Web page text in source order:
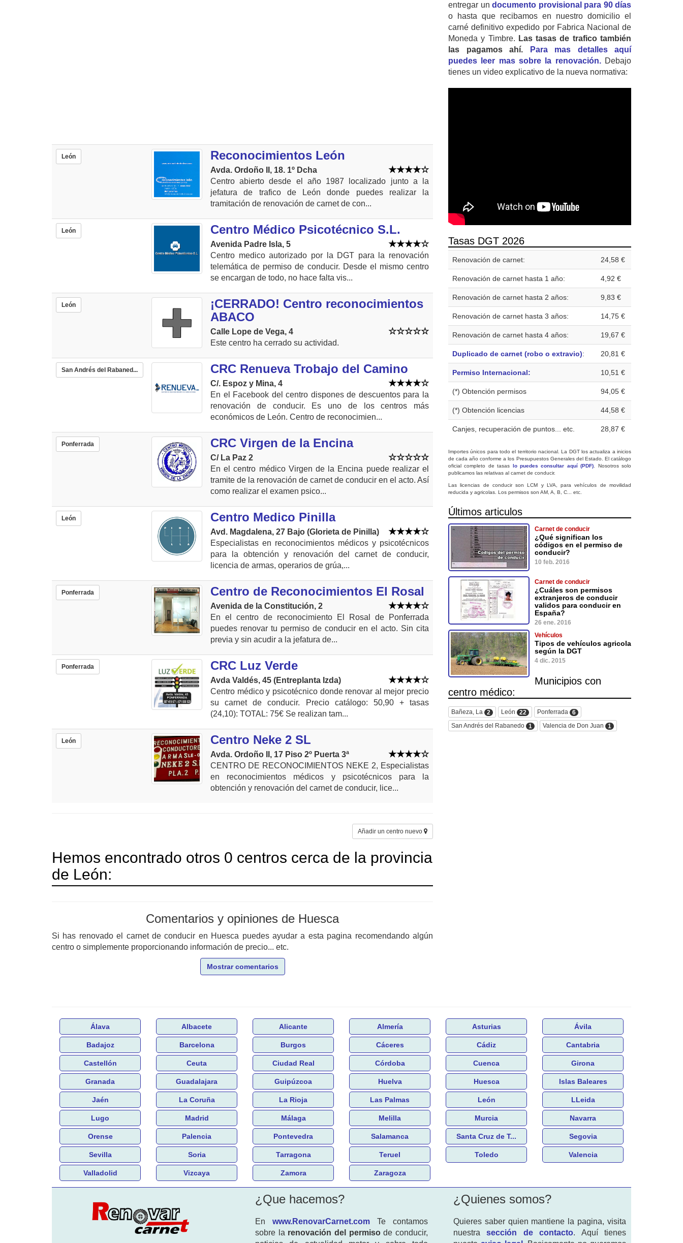
León Reconocimientos León
Avda. Ordoño II, 18. 1º Dcha
Centro abierto desde el año 1987 localizado junto a la
jefatura de trafico de León donde puedes realizar la
tramitación de renovación de carnet de con...
León Centro Médico Psicotécnico S.L.
Avenida Padre Isla, 5
Centro medico autorizado por la DGT para la renovación
telemática de permiso de conducir. Desde el mismo centro
se encargan de todo, no hace falta vis...
León
¡CERRADO! Centro reconocimientos
ABACO
Calle Lope de Vega, 4
Este centro ha cerrado su actividad.
San Andrés del Rabaned... CRC Renueva Trobajo del Camino
C/. Espoz y Mina, 4
En el Facebook del centro dispones de descuentos para la
renovación de conducir. Es uno de los centros más
económicos de León. Centro de reconocimien...
Ponferrada CRC Virgen de la Encina
C/ La Paz 2
En el centro médico Virgen de la Encina puede realizar el
tramite de la renovación de carnet de conducir en el acto. Así
como realizar el examen psico...
León Centro Medico Pinilla
Avd. Magdalena, 27 Bajo (Glorieta de Pinilla)
Especialistas en reconocimientos médicos y psicotécnicos
para la obtención y renovación del carnet de conducir,
licencia de armas, operarios de grúa,...
Ponferrada Centro de Reconocimientos El Rosal
Avenida de la Constitución, 2
En el centro de reconocimiento El Rosal de Ponferrada
puedes renovar tu permiso de conducir en el acto. Sin cita
previa y sin acudir a la jefatura de...
Ponferrada CRC Luz Verde
Avda Valdés, 45 (Entreplanta Izda)
Centro médico y psicotécnico donde renovar al mejor precio
su carnet de conducir. Precio catálogo: 50,90 + tasas
(24,10): TOTAL: 75€ Se realizan tam...
León Centro Neke 2 SL
Avda. Ordoño II, 17 Piso 2º Puerta 3ª
CENTRO DE RECONOCIMIENTOS NEKE 2, Especialistas
en reconocimientos médicos y psicotécnicos para la
obtención y renovación del carnet de conducir, lice...
Añadir un centro nuevo
Hemos encontrado otros 0 centros cerca de la provincia
de León:
Comentarios y opiniones de Huesca
Si has renovado el carnet de conducir en Huesca puedes ayudar a esta pagina recomendando algún
centro o simplemente proporcionando información de precio... etc.
Mostrar comentarios
entregar un documento provisional para 90 días
o hasta que recibamos en nuestro domicilio el
carné definitivo expedido por Fabrica Nacional de
Moneda y Timbre. Las tasas de trafico también
las pagamos ahí.
Para mas detalles aquí
puedes leer mas sobre la renovación.Debajo
tienes un video explicativo de la nueva normativa:
Tasas DGT 2026
Renovación de carnet: 24,58 €
Renovación de carnet hasta 1 año: 4,92 €
Renovación de carnet hasta 2 años: 9,83 €
Renovación de carnet hasta 3 años: 14,75 €
Renovación de carnet hasta 4 años: 19,67 €
Duplicado de carnet (robo o extravio): 20,81 €
Permiso Internacional: 10,51 €
(*) Obtención permisos 94,05 €
(*) Obtención licencias 44,58 €
Canjes, recuperación de puntos... etc. 28,87 €
Importes únicos para todo el territorio nacional. La DGT los actualiza a inicios
de cada año conforme a los Presupuestos Generales del Estado. El catálogo
oficial completo de tasas lo puedes consultar aquí (PDF) . Nosotros solo
publicamos las relativas al carnet de conducir.
Las licencias de conducir son LCM y LVA, para vehículos de movilidad
reducida y agricolas. Los permisos son AM, A, B, C... etc.
Últimos articulos
Carnet de conducir
¿Qué significan los
códigos en el permiso de
conducir?
10 feb. 2016
Carnet de conducir
¿Cuáles son permisos
extranjeros de conducir
validos para conducir en
España?
26 ene. 2016
Vehículos
Tipos de vehículos agricola
según la DGT
4 dic. 2015
Municipios con
centro médico:
Bañeza, La 2 León 22 Ponferrada
6
San Andrés del Rabanedo 1 Valencia de Don Juan 1
Álava Albacete Alicante Almería Asturias Ávila
Badajoz Barcelona Burgos Cáceres Cádiz Cantabria
Castellón Ceuta Ciudad Real Córdoba Cuenca Girona
Granada Guadalajara Guipúzcoa Huelva Huesca Islas Baleares
Jaén La Coruña La Rioja Las Palmas León LLeida
Lugo Madrid Málaga Melilla Murcia Navarra
Orense Palencia Pontevedra Salamanca Santa Cruz de T... Segovia
Sevilla Soria Tarragona Teruel Toledo Valencia
Valladolid Vizcaya Zamora Zaragoza
¿Que hacemos?
En www.RenovarCarnet.com Te contamos
sobre la renovación del permisode conducir,
¿Quienes somos?
Quieres saber quien mantiene la pagina, visita
nuestrasección de contacto. Aquí tienes